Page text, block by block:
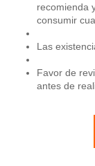
recomienda
consumir
Las
Favor de
antes de